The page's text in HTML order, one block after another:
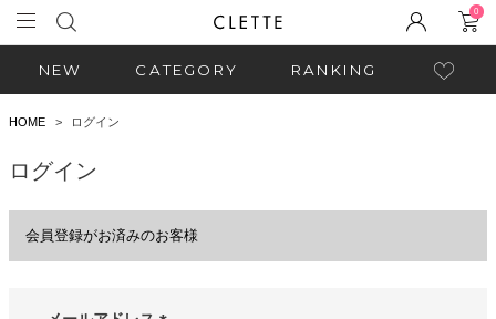
0
NEW CATEGORY RANKING
HOME ログイン
ログイン
会員登録がお済みのお客様